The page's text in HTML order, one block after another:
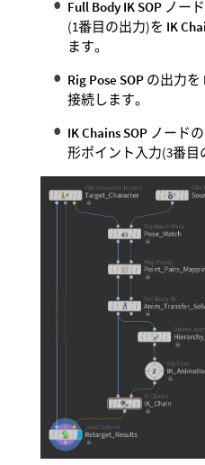
Full Body IK SOP ノー
(1番目の出力)を IK
ます。
Rig Pose SOP の出力を
接続します。
IK Chains SOP ノード
形ポイント入力(3番目